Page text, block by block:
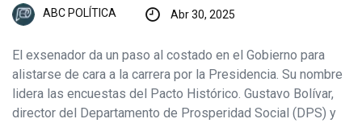
ABC POLÍTICA Abr 30, 2025
El exsenador da un paso al costado en el Gobierno para
alistarse de cara a la carrera por la Presidencia. Su nombre
lidera las encuestas del Pacto Histórico. Gustavo Bolívar,
director del Departamento de Prosperidad Social (DPS) y